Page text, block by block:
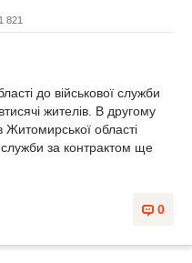
1 821
до військової служби
жителів. В другому
Житомирської області
служби за контрактом ще
0